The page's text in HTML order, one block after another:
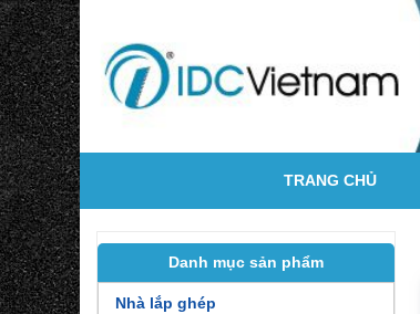
TRANG CHỦ
Danh mục sản phẩm
Nhà lắp ghép